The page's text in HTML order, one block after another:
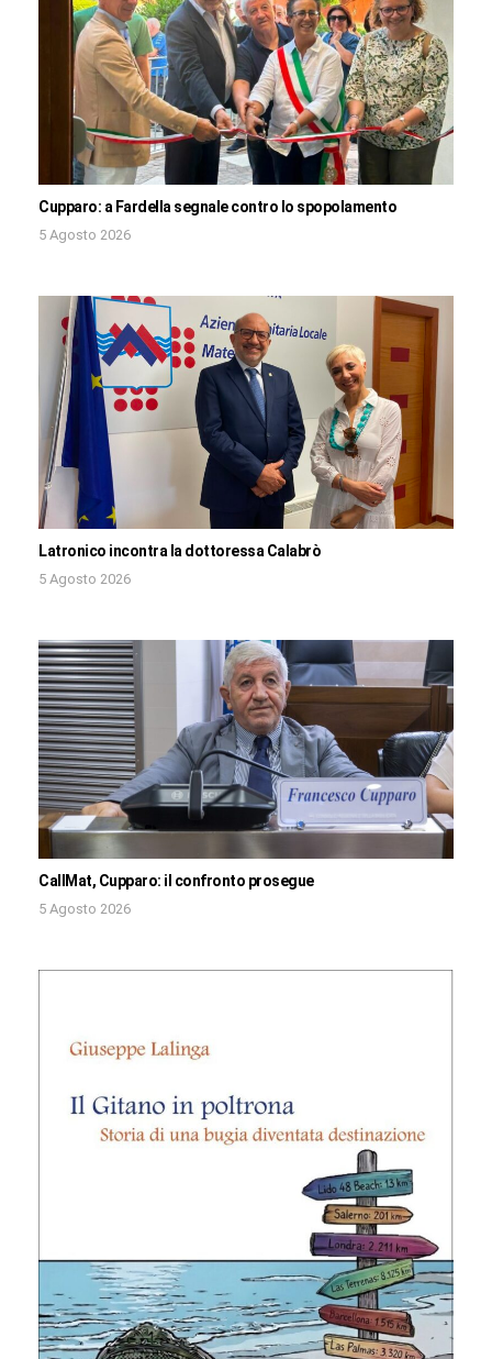
Cupparo: a Fardella segnale contro lo spopolamento
5 Agosto 2026
Latronico incontra la dottoressa Calabrò
5 Agosto 2026
CallMat, Cupparo: il confronto prosegue
5 Agosto 2026